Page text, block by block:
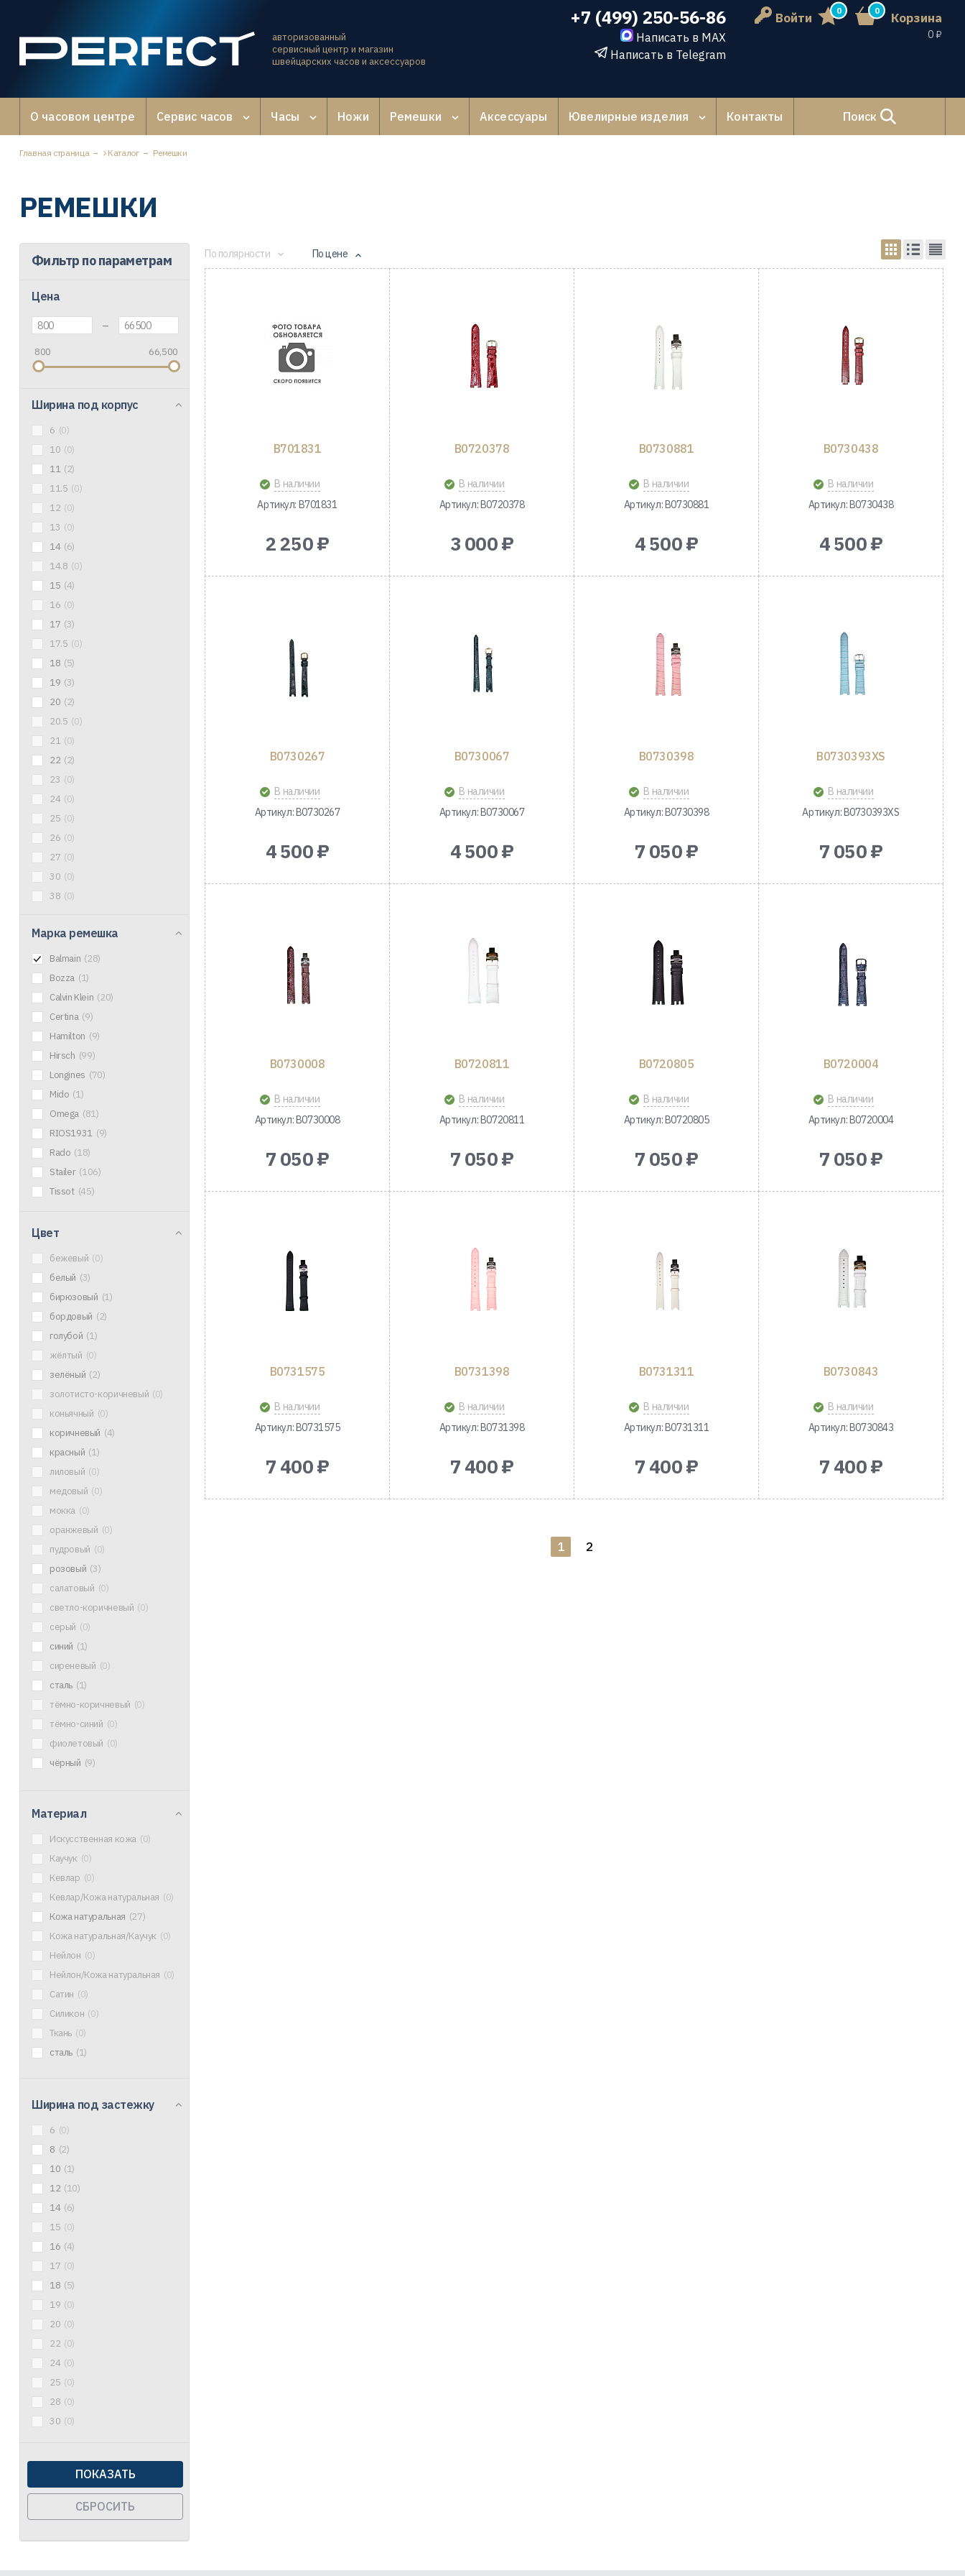
авторизованный
сервисный центр и магазин
швейцарских часов и аксессуаров
+7 (499) 250-56-86
Написать в MAX
Написать в Telegram
Войти 0 0 Корзина
0 ₽
О часовом центре Сервис часов Часы Ножи Ремешки Аксессуары Ювелирные изделия Контакты Поиск
Главная страница Каталог Ремешки
РЕМЕШКИ
Фильтр по параметрам
Цена
–
800 66,500
Ширина под корпус
6 (0)
10 (0)
11 (2)
11.5 (0)
12 (0)
13 (0)
14 (6)
14.8 (0)
15 (4)
16 (0)
17 (3)
17.5 (0)
18 (5)
19 (3)
20 (2)
20.5 (0)
21 (0)
22 (2)
23 (0)
24 (0)
25 (0)
26 (0)
27 (0)
30 (0)
38 (0)
Марка ремешка
Balmain (28)
Bozza (1)
Calvin Klein (20)
Certina (9)
Hamilton (9)
Hirsch (99)
Longines (70)
Mido (1)
Omega (81)
RIOS1931 (9)
Rado (18)
Stailer (106)
Tissot (45)
Цвет
бежевый (0)
белый (3)
бирюзовый (1)
бордовый (2)
голубой (1)
жёлтый (0)
зелёный (2)
золотисто-коричневый (0)
коньячный (0)
коричневый (4)
красный (1)
лиловый (0)
медовый (0)
мокка (0)
оранжевый (0)
пудровый (0)
розовый (3)
салатовый (0)
светло-коричневый (0)
серый (0)
синий (1)
сиреневый (0)
сталь (1)
тёмно-коричневый (0)
тёмно-синий (0)
фиолетовый (0)
чёрный (9)
Материал
Искусственная кожа (0)
Каучук (0)
Кевлар (0)
Кевлар/Кожа натуральная (0)
Кожа натуральная (27)
Кожа натуральная/Каучук (0)
Нейлон (0)
Нейлон/Кожа натуральная (0)
Сатин (0)
Силикон (0)
Ткань (0)
сталь (1)
Ширина под застежку
6 (0)
8 (2)
10 (1)
12 (10)
14 (6)
15 (0)
16 (4)
17 (0)
18 (5)
19 (0)
20 (0)
22 (0)
24 (0)
25 (0)
28 (0)
30 (0)
ПОКАЗАТЬ
СБРОСИТЬ
По полярности По цене
B701831
В наличии
Артикул: B701831
2 250 ₽
B0720378
В наличии
Артикул: B0720378
3 000 ₽
B0730881
В наличии
Артикул: B0730881
4 500 ₽
B0730438
В наличии
Артикул: B0730438
4 500 ₽
B0730267
В наличии
Артикул: B0730267
4 500 ₽
B0730067
В наличии
Артикул: B0730067
4 500 ₽
B0730398
В наличии
Артикул: B0730398
7 050 ₽
B0730393XS
В наличии
Артикул: B0730393XS
7 050 ₽
B0730008
В наличии
Артикул: B0730008
7 050 ₽
B0720811
В наличии
Артикул: B0720811
7 050 ₽
B0720805
В наличии
Артикул: B0720805
7 050 ₽
B0720004
В наличии
Артикул: B0720004
7 050 ₽
B0731575
В наличии
Артикул: B0731575
7 400 ₽
B0731398
В наличии
Артикул: B0731398
7 400 ₽
B0731311
В наличии
Артикул: B0731311
7 400 ₽
B0730843
В наличии
Артикул: B0730843
7 400 ₽
1 2